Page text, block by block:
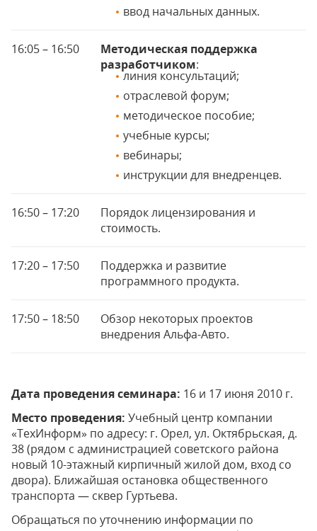
ввод начальных данных.
16:05 – 16:50
Методическая поддержка
разработчиком:
линия консультаций;
отраслевой форум;
методическое пособие;
учебные курсы;
вебинары;
инструкции для внедренцев.
16:50 – 17:20
Порядок лицензирования и
стоимость.
17:20 – 17:50
Поддержка и развитие
программного продукта.
17:50 – 18:50
Обзор некоторых проектов
внедрения Альфа-Авто.
Дата проведения семинара: 16 и 17 июня 2010 г.
Место проведения: Учебный центр компании
«ТехИнформ» по адресу: г. Орел, ул. Октябрьская, д.
38 (рядом с администрацией советского района
новый 10-этажный кирпичный жилой дом, вход со
двора). Ближайшая остановка общественного
транспорта — сквер Гуртьева.
Обращаться по уточнению информации по